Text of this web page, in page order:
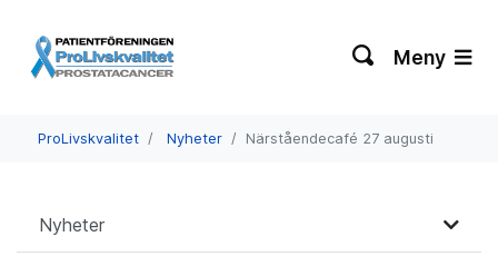
Meny
ProLivskvalitet Nyheter Närståendecafé 27 augusti
Nyheter